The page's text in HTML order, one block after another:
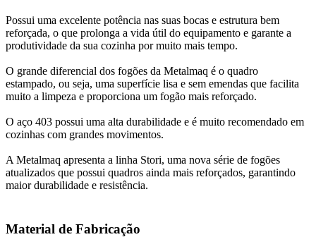
Possui uma excelente potência nas suas bocas e estrutura bem
reforçada, o que prolonga a vida útil do equipamento e garante a
produtividade da sua cozinha por muito mais tempo.
O grande diferencial dos fogões da Metalmaq é o quadro
estampado, ou seja, uma superfície lisa e sem emendas que facilita
muito a limpeza e proporciona um fogão mais reforçado.
O aço 403 possui uma alta durabilidade e é muito recomendado em
cozinhas com grandes movimentos.
A Metalmaq apresenta a linha Stori, uma nova série de fogões
atualizados que possui quadros ainda mais reforçados, garantindo
maior durabilidade e resistência.
Material de Fabricação